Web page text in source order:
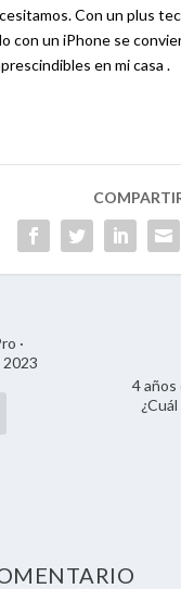
Con un plus
con un iPhone se
en mi casa .
·
2023
4 años